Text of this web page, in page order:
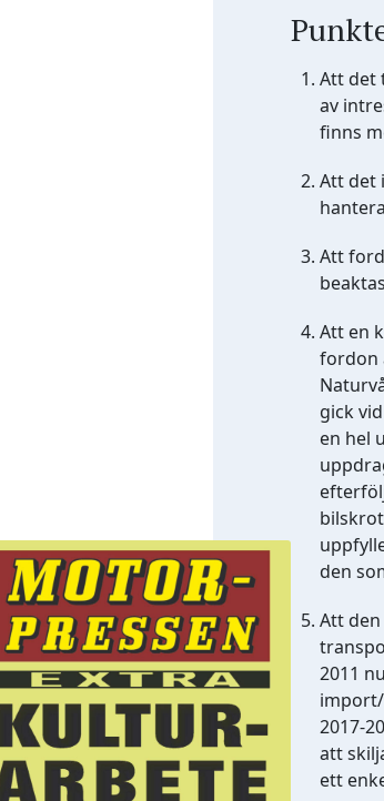
Att det
av
finns
Att det
Att
Att en
fordon
gick
en hel
den
Att
2011
2017-
att
ett